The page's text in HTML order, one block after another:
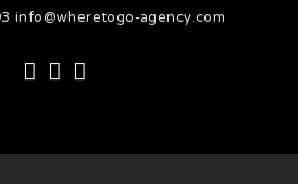
info@wheretogo-agency.com